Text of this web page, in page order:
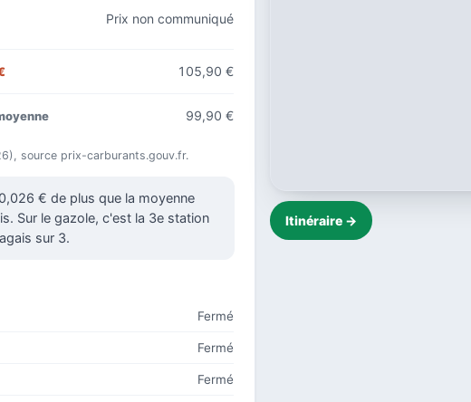
Prix non communiqué
105,90 €
99,90 €
source prix-carburants.gouv.fr.
€ de plus que la moyenne
Sur le gazole, c'est la 3e station
sur 3.
Fermé
Fermé
Fermé
Itinéraire →